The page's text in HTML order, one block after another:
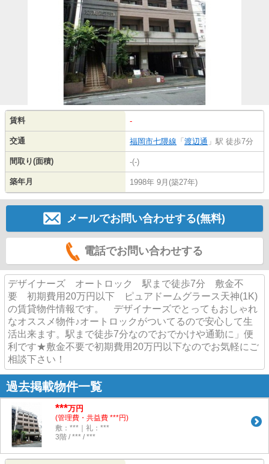
賃料 -
交通 福岡市七隈線 「 渡辺通 」駅 徒歩7分
間取り(面積) -(-)
築年月 1998年 9月(築27年)
メールでお問い合わせする(無料)
電話でお問い合わせする
デザイナーズ オートロック 駅まで徒歩7分 敷金不
要 初期費用20万円以下 ピュアドームグラース天神(1K)
の賃貸物件情報です。 デザイナーズでとってもおしゃれ
なオススメ物件♪オートロックがついてるので安心して生
活出来ます。駅まで徒歩7分なのでおでかけや通勤に」便
利です★敷金不要で初期費用20万円以下なのでお気軽にご
相談下さい！
過去掲載物件一覧
***万円
(管理費・共益費 ***円)
敷：***｜礼：***
3階 / *** / ***